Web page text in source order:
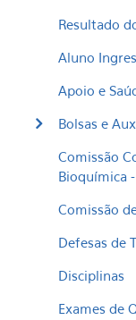
Resultado
Aluno
Apoio e
Bolsas e
Comissão
Bioquímica -
Comissão
Defesas de
Disciplinas
Exames de